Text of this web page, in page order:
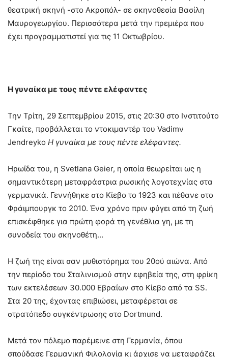
θεατρική σκηνή -στο Ακροπόλ- σε σκηνοθεσία Βασίλη
Μαυρογεωργίου. Περισσότερα μετά την πρεμιέρα που
έχει προγραμματιστεί για τις 11 Οκτωβρίου.
Η γυναίκα με τους πέντε ελέφαντες
Την Τρίτη, 29 Σεπτεμβρίου 2015, στις 20:30 στο Ινστιτούτο
Γκαίτε, προβάλλεται το ντοκιμαντέρ του Vadimν
Jendreyko Η γυναίκα με τους πέντε ελέφαντες.
Ηρωίδα του, η Svetlana Geier, η οποία θεωρείται ως η
σημαντικότερη μεταφράστρια ρωσικής λογοτεχνίας στα
γερμανικά. Γεννήθηκε στο Κίεβο το 1923 και πέθανε στο
Φράιμπουργκ το 2010. Ένα χρόνο πριν φύγει από τη ζωή
επισκέφθηκε για πρώτη φορά τη γενέθλια γη, με τη
συνοδεία του σκηνοθέτη…
Η ζωή της είναι σαν μυθιστόρημα του 20ού αιώνα. Από
την περίοδο του Σταλινισμού στην εφηβεία της, στη φρίκη
των εκτελέσεων 30.000 Εβραίων στο Κίεβο από τα SS.
Στα 20 της, έχοντας επιβιώσει, μεταφέρεται σε
στρατόπεδο συγκέντρωσης στο Dortmund.
Μετά τον πόλεμο παρέμεινε στη Γερμανία, όπου
σπούδασε Γερμανική Φιλολογία κι άρχισε να μεταφράζει